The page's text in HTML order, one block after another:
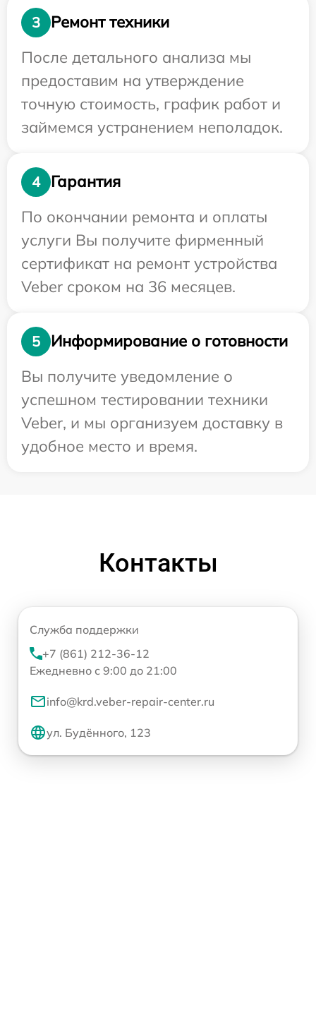
3
Ремонт техники
После детального анализа мы
предоставим на утверждение
точную стоимость, график работ и
займемся устранением неполадок.
4
Гарантия
По окончании ремонта и оплаты
услуги Вы получите фирменный
сертификат на ремонт устройства
Veber сроком на 36 месяцев.
5
Информирование о готовности
Вы получите уведомление о
успешном тестировании техники
Veber, и мы организуем доставку в
удобное место и время.
Контакты
Служба поддержки
+7 (861) 212-36-12
Ежедневно с 9:00 до 21:00
info@krd.veber-repair-center.ru
ул. Будённого, 123